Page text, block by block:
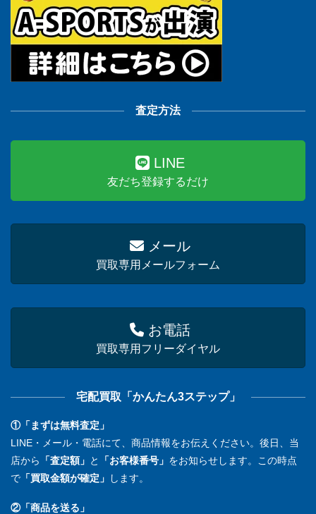
査定方法
LINE
友だち登録するだけ
メール
買取専用メールフォーム
お電話
買取専用フリーダイヤル
宅配買取「かんたん3ステップ」
①「まずは無料査定」
LINE・メール・電話にて、商品情報をお伝えください。後日、当
店から
「査定額」 と 「お客様番号」 をお知らせします。この時点
で 「買取金額が確定」 します。
②「商品を送る」